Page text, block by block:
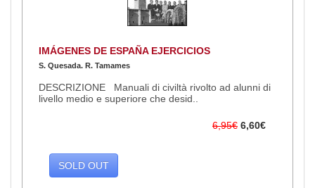
IMÁGENES DE ESPAÑA EJERCICIOS
S. Quesada. R. Tamames
DESCRIZIONE Manuali di civiltà rivolto ad alunni di
livello medio e superiore che desid..
6,95€ 6,60€
SOLD OUT